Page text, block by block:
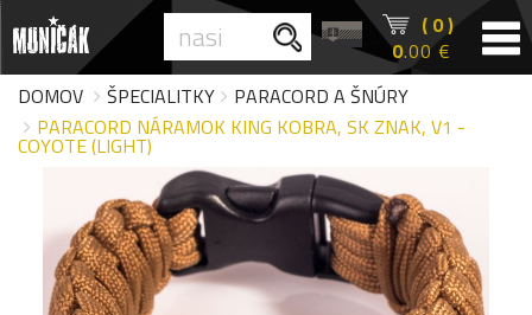
( 0 )
0.00 €
DOMOV
ŠPECIALITKY
PARACORD A ŠNÚRY
PARACORD NÁRAMOK KING KOBRA, SK ZNAK, V1 -
COYOTE (LIGHT)